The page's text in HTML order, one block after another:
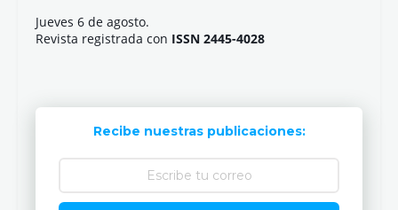
Jueves 6 de agosto.
Revista registrada con ISSN 2445-4028
Recibe nuestras publicaciones: